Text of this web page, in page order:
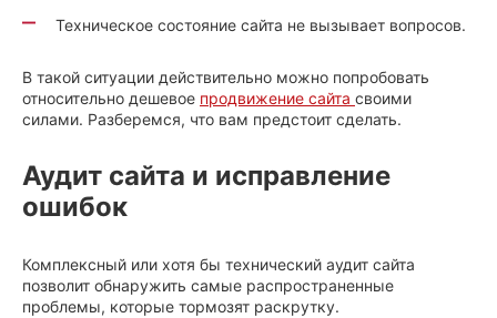
Техническое состояние сайта не вызывает вопросов.
В такой ситуации действительно можно попробовать
относительно дешевое продвижение сайта своими
силами. Разберемся, что вам предстоит сделать.
Аудит сайта и исправление
ошибок
Комплексный или хотя бы технический аудит сайта
позволит обнаружить самые распространенные
проблемы, которые тормозят раскрутку.